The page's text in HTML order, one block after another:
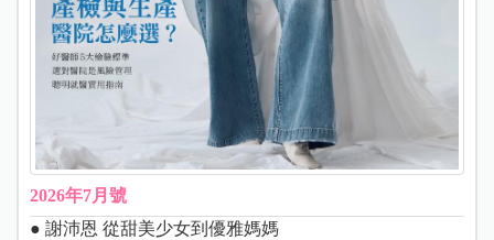
2026年7月號
● 謝沛恩 從甜美少女到優雅媽媽